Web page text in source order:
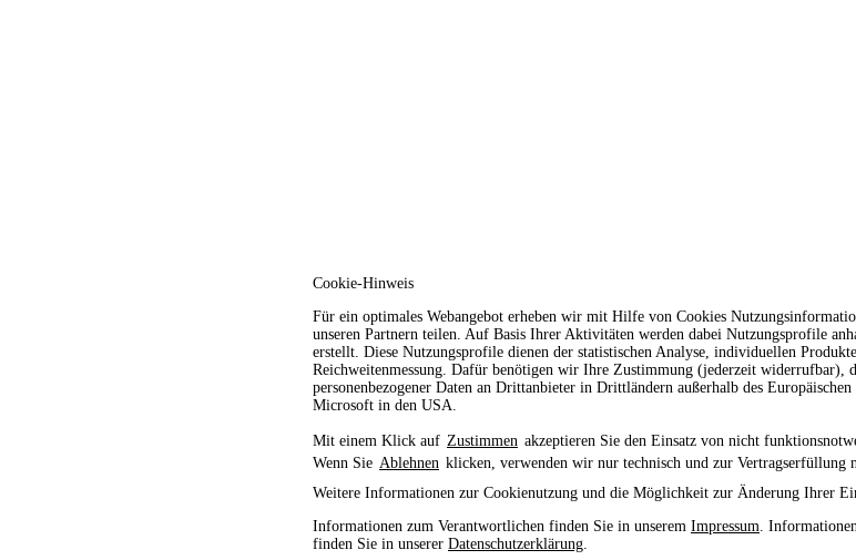
Cookie-Hinweis
Für ein optimales Webangebot erheben wir mit Hilfe von Cookies
unseren Partnern teilen. Auf Basis Ihrer Aktivitäten werden dabei Nutzungsprofile
erstellt. Diese Nutzungsprofile dienen der statistischen Analyse, individuellen
Reichweitenmessung. Dafür benötigen wir Ihre Zustimmung (jederzeit widerrufbar),
personenbezogener Daten an Drittanbieter in Drittländern außerhalb des
Microsoft in den USA.
Mit einem Klick auf Zustimmen akzeptieren Sie den Einsatz von nicht
Wenn Sie Ablehnen klicken, verwenden wir nur technisch und zur Vertragserfüllung
Weitere Informationen zur Cookienutzung und die Möglichkeit zur Änderung Ihrer
Informationen zum Verantwortlichen finden Sie in unserem Impressum .
finden Sie in unserer Datenschutzerklärung